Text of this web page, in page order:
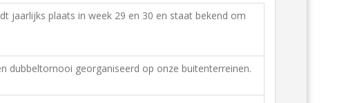
jaarlijks plaats in week 29 en 30 en staat bekend om
dubbeltornooi georganiseerd op onze buitenterreinen.